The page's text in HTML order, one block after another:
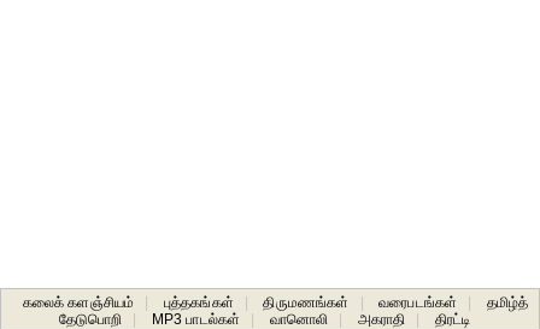
கலைக் களஞ்சியம் புத்தகங்கள் திருமணங்கள் வரைபடங்கள்
தமிழ்த்
தேடுபொறி
MP3 பாடல்கள் வானொலி அகராதி திரட்டி